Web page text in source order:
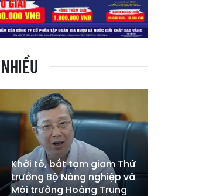
Khởi tố, bắt tạm giam Thứ
trưởng Bộ Nông nghiệp và
Môi trường Hoàng Trung